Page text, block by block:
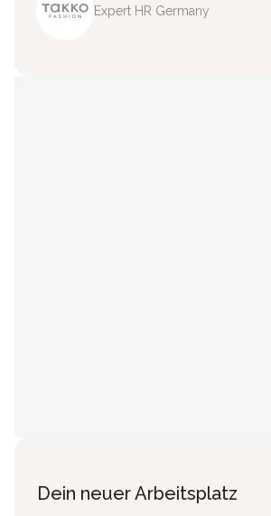
Expert HR Germany
Dein neuer Arbeitsplatz